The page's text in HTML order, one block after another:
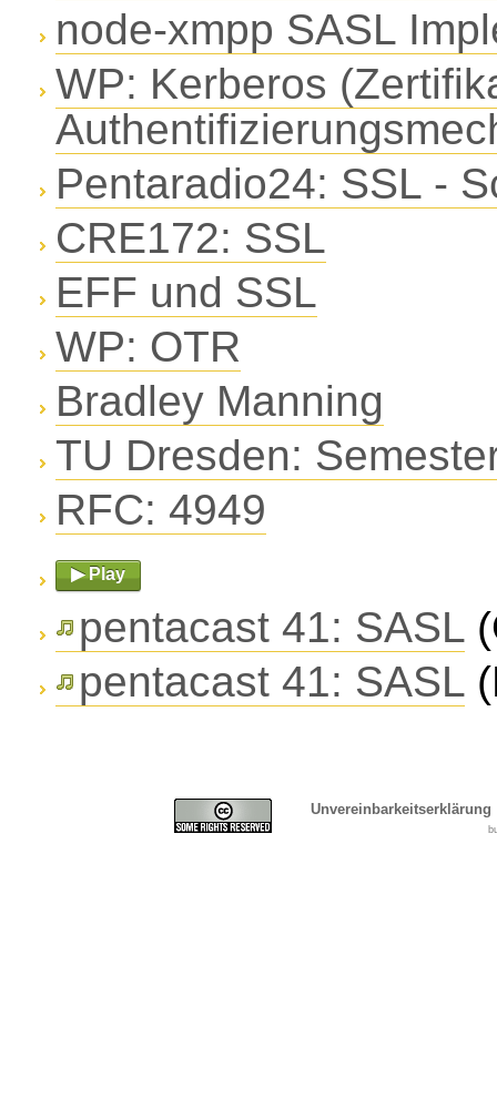
node-xmpp SASL
WP: Kerberos
Pentaradio24: SSL -
CRE172: SSL
EFF und SSL
WP: OTR
Bradley Manning
TU Dresden:
RFC: 4949
▶ Play
pentacast 41: SASL
pentacast 41: SASL
Unvereinbarkeitserklärung